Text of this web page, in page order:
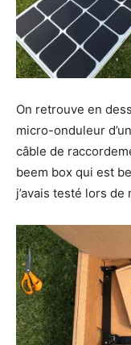
On retrouve en
micro-onduleur
câble de
beem box qui est
j’avais testé lors